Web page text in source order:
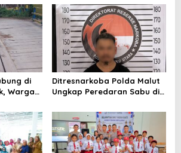
Pendataan Sensus Ekonomi
2026
di
Warga
Ditresnarkoba Polda Malut
Ungkap Peredaran Sabu di
Pengedar Diamankan